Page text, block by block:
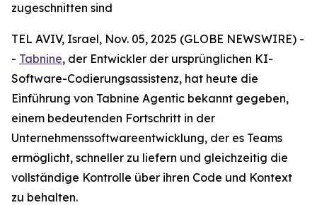
zugeschnitten sind
TEL AVIV, Israel, Nov. 05, 2025 (GLOBE NEWSWIRE) -
- Tabnine, der Entwickler der ursprünglichen KI-
Software-Codierungsassistenz, hat heute die
Einführung von Tabnine Agentic bekannt gegeben,
einem bedeutenden Fortschritt in der
Unternehmenssoftwareentwicklung, der es Teams
ermöglicht, schneller zu liefern und gleichzeitig die
vollständige Kontrolle über ihren Code und Kontext
zu behalten.